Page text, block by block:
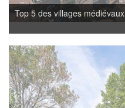
Top 5 des villages médiévaux